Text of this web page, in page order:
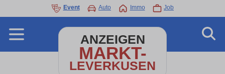
Event Auto Immo Job
ANZEIGEN
MARKT-
LEVERKUSEN